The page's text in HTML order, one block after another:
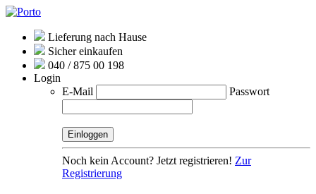
Lieferung nach Hause
Sicher einkaufen
040 / 875 00 198
Login
E-Mail
Passwort
Noch kein Account? Jetzt registrieren! Zur
Registrierung